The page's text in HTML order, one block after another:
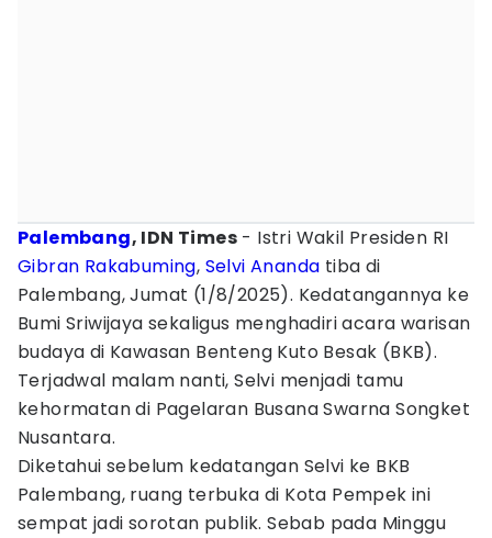
Palembang, IDN Times - Istri Wakil Presiden RI
Gibran Rakabuming, Selvi Ananda tiba di
Palembang, Jumat (1/8/2025). Kedatangannya ke
Bumi Sriwijaya sekaligus menghadiri acara warisan
budaya di Kawasan Benteng Kuto Besak (BKB).
Terjadwal malam nanti, Selvi menjadi tamu
kehormatan di Pagelaran Busana Swarna Songket
Nusantara.
Diketahui sebelum kedatangan Selvi ke BKB
Palembang, ruang terbuka di Kota Pempek ini
sempat jadi sorotan publik. Sebab pada Minggu